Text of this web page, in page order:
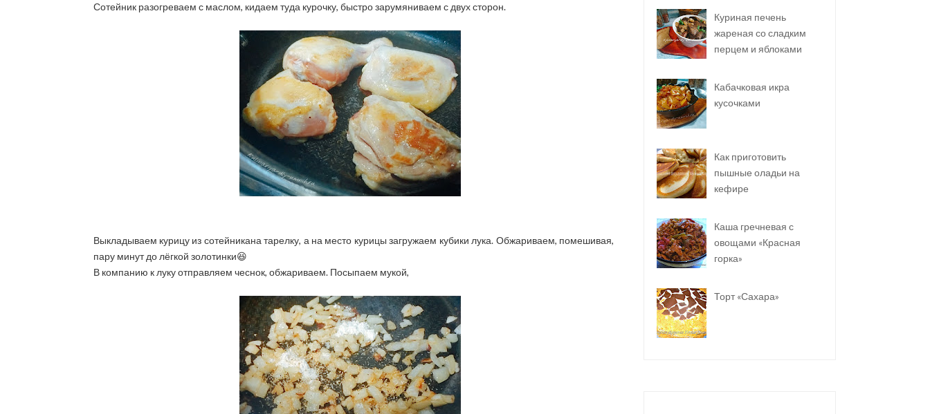
Сотейник разогреваем с маслом, кидаем туда курочку, быстро зарумяниваем с двух сторон.
Выкладываем курицу из сотейникана тарелку, а на место курицы загружаем кубики лука. Обжариваем, помешивая,
пару минут до лёгкой золотинки😆
В компанию к луку отправляем чеснок, обжариваем. Посыпаем мукой,
Куриная печень
жареная со сладким
перцем и яблоками
Кабачковая икра
кусочками
Как приготовить
пышные оладьи на
кефире
Каша гречневая с
овощами «Красная
горка»
Торт «Сахара»